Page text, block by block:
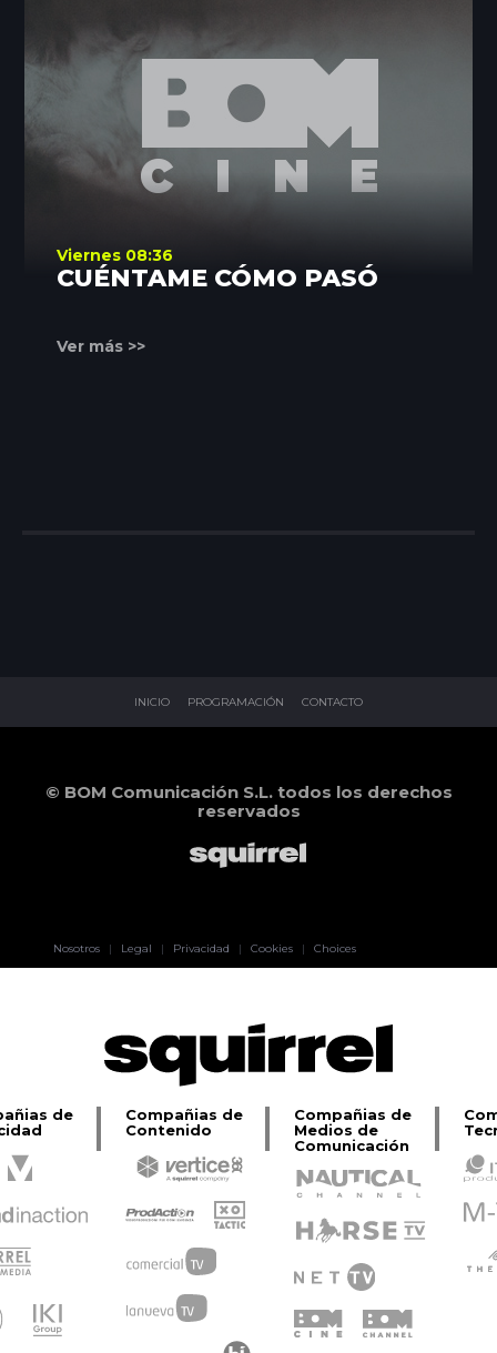
Viernes 08:36
CUÉNTAME CÓMO PASÓ
Ver más >>
INICIO PROGRAMACIÓN CONTACTO
© BOM Comunicación S.L. todos los derechos
reservados
Nosotros | Legal | Privacidad | Cookies | Choices
de
Compañias de
Contenido
Compañias de
Medios de
Comunicación